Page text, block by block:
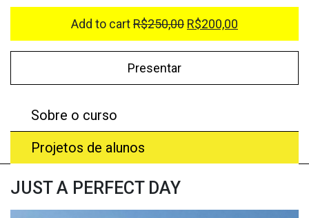
Add to cartR$250,00 R$200,00
Presentar
Sobre o curso
Projetos de alunos
JUST A PERFECT DAY